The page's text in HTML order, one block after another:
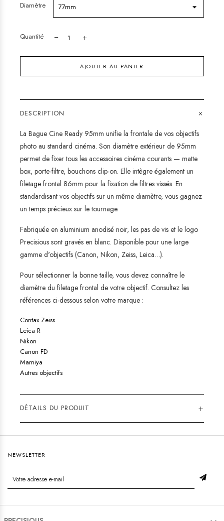
Diamètre
Quantité
AJOUTER AU PANIER
DESCRIPTION +
La Bague Cine Ready 95mm unifie la frontale de vos objectifs
photo au standard cinéma. Son diamètre extérieur de 95mm
permet de fixer tous les accessoires cinéma courants — matte
box, porte-filtre, bouchons clip-on. Elle intègre également un
filetage frontal 86mm pour la fixation de filtres vissés. En
standardisant vos objectifs sur un même diamètre, vous gagnez
un temps précieux sur le tournage.
Fabriquée en aluminium anodisé noir, les pas de vis et le logo
Precisious sont gravés en blanc. Disponible pour une large
gamme d'objectifs (Canon, Nikon, Zeiss, Leica…).
Pour sélectionner la bonne taille, vous devez connaître le
diamètre du filetage frontal de votre objectif. Consultez les
références ci-dessous selon votre marque :
Contax Zeiss
Leica R
Nikon
Canon FD
Mamiya
Autres objectifs
DÉTAILS DU PRODUIT +
NEWSLETTER